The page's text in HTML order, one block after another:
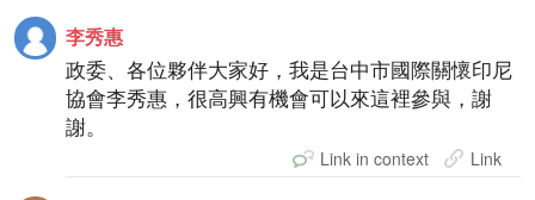
李秀惠
政委、各位夥伴大家好，我是台中市國際關懷印尼
協會李秀惠，很高興有機會可以來這裡參與，謝
謝。
Link in context Link